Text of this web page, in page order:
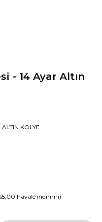
- 14 Ayar Altın
,ALTIN KOLYE
havale indirimi)